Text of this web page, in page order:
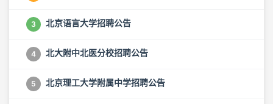
3 北京语言大学招聘公告
4 北大附中北医分校招聘公告
5 北京理工大学附属中学招聘公告